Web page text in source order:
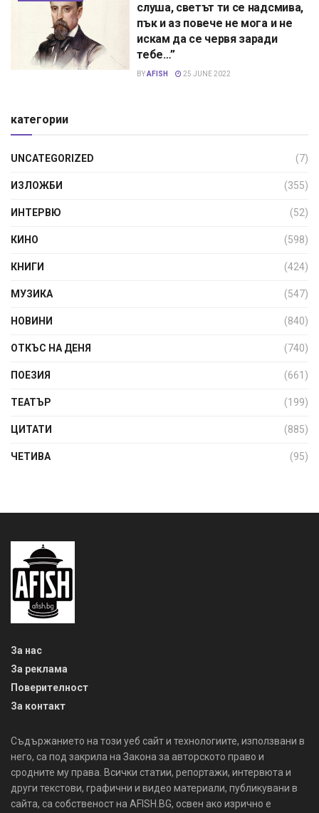
слуша, светът ти се надсмива,
пък и аз повече не мога и не
искам да се червя заради
тебе…”
BYAFISH 25 JUNE 2022
категории
UNCATEGORIZED (7)
ИЗЛОЖБИ (355)
ИНТЕРВЮ (52)
КИНО (598)
КНИГИ (424)
МУЗИКА (547)
НОВИНИ (840)
ОТКЪС НА ДЕНЯ (740)
ПОЕЗИЯ (661)
ТЕАТЪР (199)
ЦИТАТИ (885)
ЧЕТИВА (95)
За нас
За реклама
Поверителност
За контакт
Съдържанието на този уеб сайт и технологиите, използвани в
него, са под закрила на Закона за авторското право и
сродните му права. Всички статии, репортажи, интервюта и
други текстови, графични и видео материали, публикувани в
сайта, са собственост на AFISH.BG, освен ако изрично е